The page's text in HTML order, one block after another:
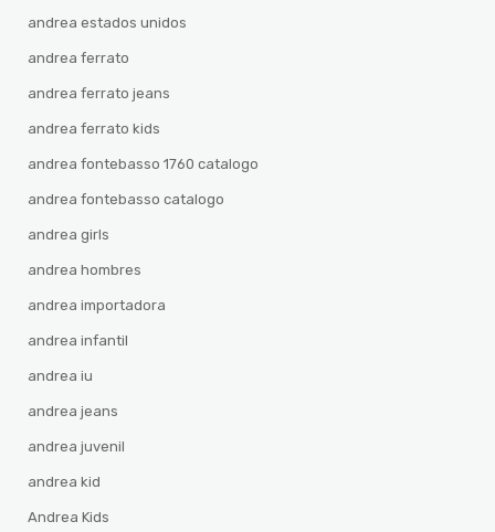
andrea estados unidos
andrea ferrato
andrea ferrato jeans
andrea ferrato kids
andrea fontebasso 1760 catalogo
andrea fontebasso catalogo
andrea girls
andrea hombres
andrea importadora
andrea infantil
andrea iu
andrea jeans
andrea juvenil
andrea kid
Andrea Kids